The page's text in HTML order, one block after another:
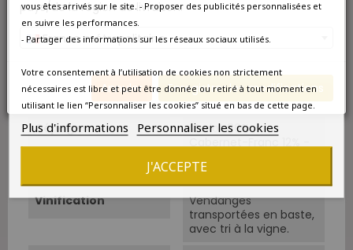
pays/de la région de livraison.
France métropolitaine
Annuler Enregistrer les modifications
manuelles.
Rendements
45 hl/ha. Densité de
Cépage Dominant
Merlot
Cépages
Merlot 86% -
Cabernet-Franc 12% -
2%.
Vinification
Vendanges
transportées en baste,
avec tri à la vigne.
vous êtes arrivés sur le site. - Proposer des publicités personnalisées et
en suivre les performances.
- Partager des informations sur les réseaux sociaux utilisés.
Votre consentement à l’utilisation de cookies non strictement
nécessaires est libre et peut être donnée ou retiré à tout moment en
utilisant le lien “Personnaliser les cookies” situé en bas de cette page.
Plus d'informations Personnaliser les cookies
J'ACCEPTE